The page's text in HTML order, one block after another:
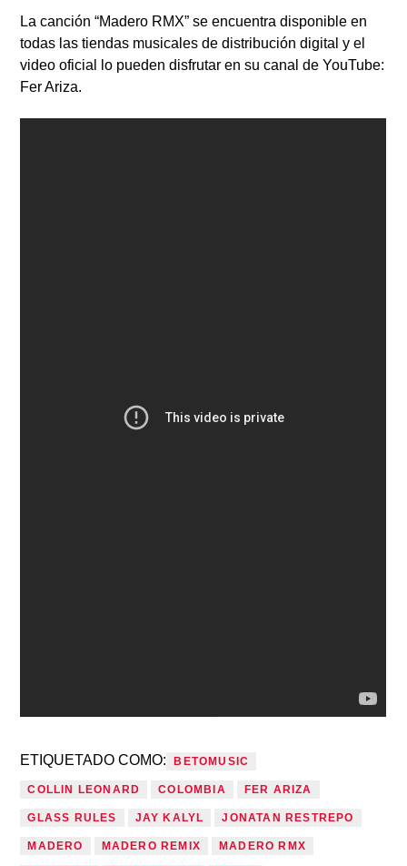
La canción “Madero RMX” se encuentra disponible en
todas las tiendas musicales de distribución digital y el
video oficial lo pueden disfrutar en su canal de YouTube:
Fer Ariza.
ETIQUETADO COMO: BETOMUSIC
COLLIN LEONARD COLOMBIA FER ARIZA
GLASS RULES JAY KALYL JONATAN RESTREPO
MADERO MADERO REMIX MADERO RMX